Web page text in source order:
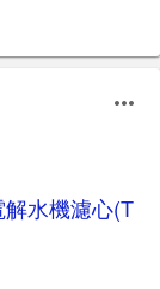
解水機濾心(T